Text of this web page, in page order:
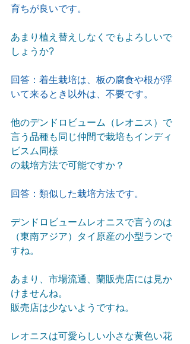
育ちが良いです。
あまり植え替えしなくでもよろしいで
しょうか?
回答：着生栽培は、板の腐食や根が浮
いて来るとき以外は、不要です。
他のデンドロビューム（レオニス）で
言う品種も同じ仲間で栽培もインディ
ビスム同様
の栽培方法で可能ですか？
回答：類似した栽培方法です。
デンドロビュームレオニスで言うのは
（東南アジア）タイ原産の小型ランで
すね。
あまり、市場流通、蘭販売店には見か
けませんね。
販売店は少ないようですね。
レオニスは可愛らしい小さな黄色い花